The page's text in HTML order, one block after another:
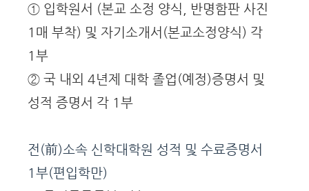
① 입학원서 (본교 소정 양식, 반명함판 사진
1매 부착) 및 자기소개서(본교소정양식) 각
1부
② 국 내외 4년제 대학 졸업(예정)증명서 및
성적 증명서 각 1부
전(前)소속 신학대학원 성적 및 수료증명서
1부(편입학만)